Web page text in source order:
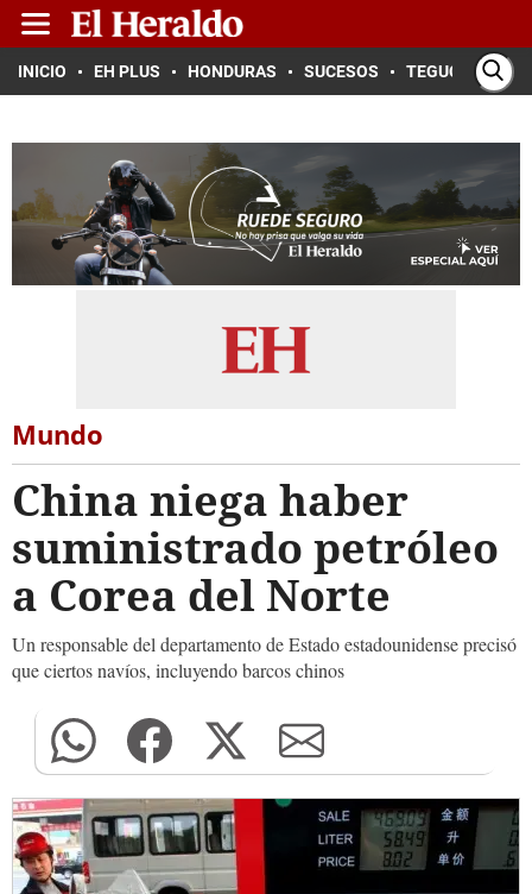
INICIO EH PLUS HONDURAS SUCESOS TEGUCIGALPA
Mundo
China niega haber
suministrado petróleo
a Corea del Norte
Un responsable del departamento de Estado estadounidense precisó
que ciertos navíos, incluyendo barcos chinos